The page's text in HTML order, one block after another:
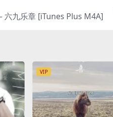
六九乐章 [iTunes Plus M4A]
VIP